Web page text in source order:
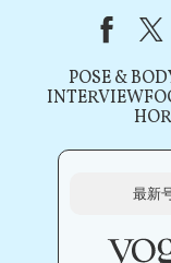
POSE &
INTERVIEW
最新